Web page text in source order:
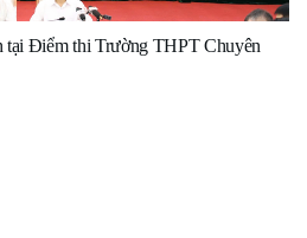
tại Điểm thi Trường THPT Chuyên